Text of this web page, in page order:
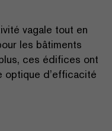
vagale tout en
les bâtiments
ces édifices ont
optique d’efficacité